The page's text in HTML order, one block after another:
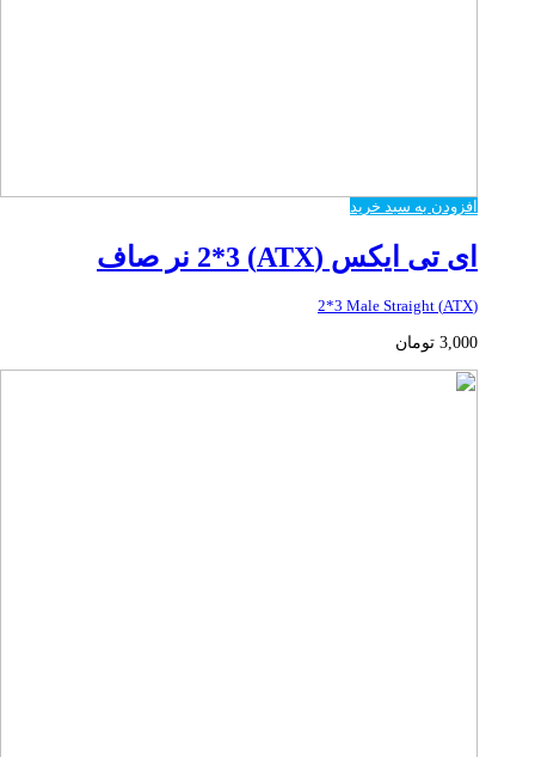
افزودن به سبد خرید
ای تی ایکس (ATX) 2*3 نر صاف
(ATX) 2*3 Male Straight
3,000 تومان